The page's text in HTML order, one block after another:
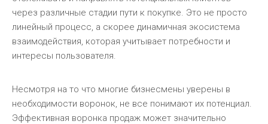
через различные стадии пути к покупке. Это не просто
линейный процесс, а скорее динамичная экосистема
взаимодействия, которая учитывает потребности и
интересы пользователя.
Несмотря на то что многие бизнесмены уверены в
необходимости воронок, не все понимают их потенциал.
Эффективная воронка продаж может значительно